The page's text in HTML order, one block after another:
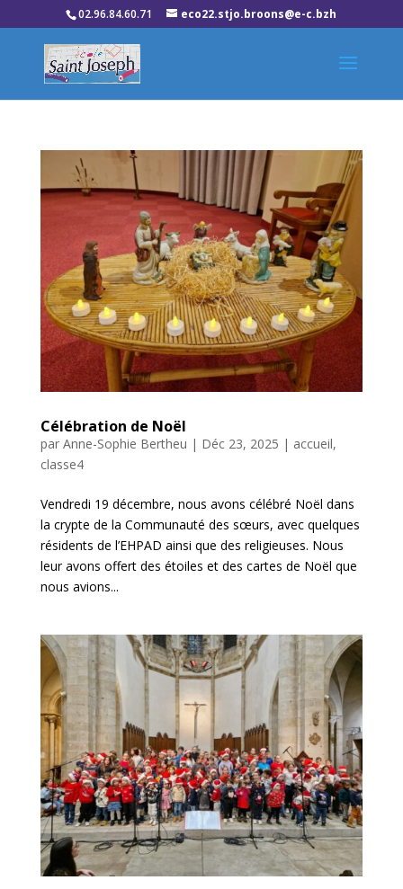
02.96.84.60.71 eco22.stjo.broons@e-c.bzh
Célébration de Noël
par Anne-Sophie Bertheu | Déc 23, 2025 | accueil,
classe4
Vendredi 19 décembre, nous avons célébré Noël dans
la crypte de la Communauté des sœurs, avec quelques
résidents de l’EHPAD ainsi que des religieuses. Nous
leur avons offert des étoiles et des cartes de Noël que
nous avions...